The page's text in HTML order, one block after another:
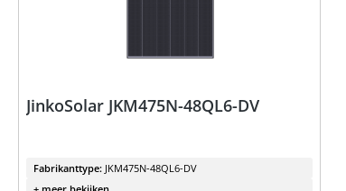
JinkoSolar JKM475N-48QL6-DV
Fabrikanttype: JKM475N-48QL6-DV